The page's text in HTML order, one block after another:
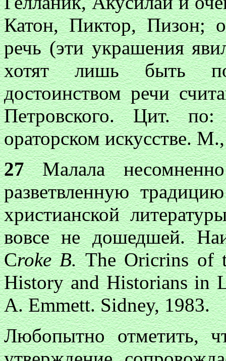
Катон, Пиктор, Пизон;
речь (эти украшения
хотят лишь быть
достоинством речи
Петровского. Цит.
ораторском искусстве.
27Малала
разветвленную
христианской
вовсе не дошедшей.
Croke В.The Oricrins of
History and Historians in
A. Emmett. Sidney, 1983.
Любопытно отметить,